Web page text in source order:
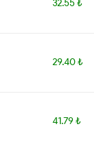
32.55 ₺
29.40 ₺
41.79 ₺